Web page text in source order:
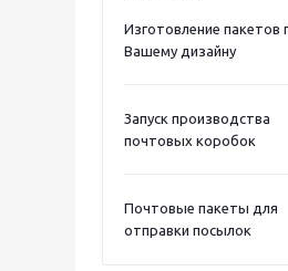
Изготовление пакетов
Вашему дизайну
Запуск производства
почтовых коробок
Почтовые пакеты для
отправки посылок